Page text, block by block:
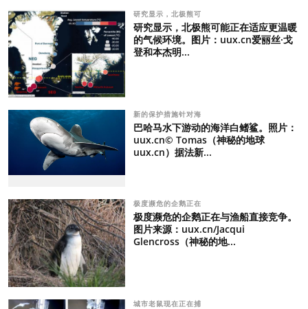
研究显示，北极熊可
研究显示，北极熊可能正在适应更温暖
的气候环境。图片：uux.cn爱丽丝·戈
登和本杰明...
新的保护措施针对海
巴哈马水下游动的海洋白鳍鲨。照片：
uux.cn© Tomas（神秘的地球
uux.cn）据法新...
极度濒危的企鹅正在
极度濒危的企鹅正在与渔船直接竞争。
图片来源：uux.cn/Jacqui
Glencross（神秘的地...
城市老鼠现在正在捕